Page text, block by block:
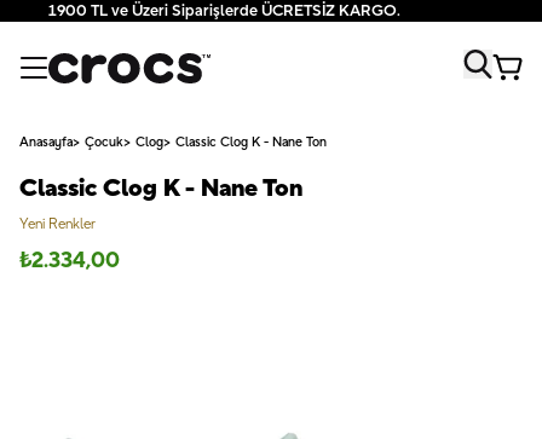
1900 TL ve Üzeri Siparişlerde ÜCRETSİZ KARGO.
Anasayfa Çocuk Clog Classic Clog K - Nane Ton
Classic Clog K - Nane Ton
Yeni Renkler
₺2.334,00